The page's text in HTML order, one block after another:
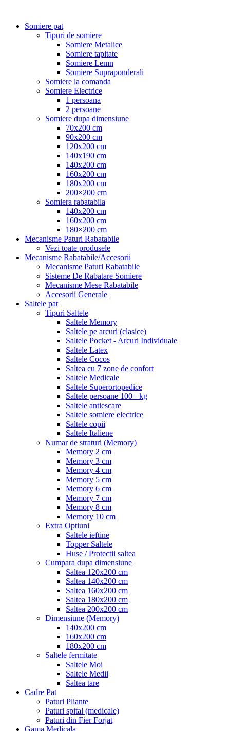
Somiere pat
Tipuri de somiere
Somiere Metalice
Somiere tapitate
Somiere Lemn
Somiere Supraponderali
Somiere la comanda
Somiere Electrice
1 persoana
2 persoane
Somiere dupa dimensiune
70x200 cm
90x200 cm
120x200 cm
140x190 cm
140x200 cm
160x200 cm
180x200 cm
200×200 cm
Somiera rabatabila
140x200 cm
160x200 cm
180×200 cm
Mecanisme Paturi Rabatabile
Vezi toate produsele
Mecanisme Rabatabile/Accesorii
Mecanisme Paturi Rabatabile
Sisteme De Rabatare Somiere
Mecanisme Mese Rabatabile
Accesorii Generale
Saltele pat
Tipuri Saltele
Saltele Memory
Saltele pe arcuri (clasice)
Saltele Pocket - Arcuri Individuale
Saltele Latex
Saltele Cocos
Saltea cu 7 zone de confort
Saltele Medicale
Saltele Superortopedice
Saltele persoane 100+ kg
Saltele antiescare
Saltele somiere electrice
Saltele copii
Saltele Italiene
Numar de straturi (Memory)
Memory 2 cm
Memory 3 cm
Memory 4 cm
Memory 5 cm
Memory 6 cm
Memory 7 cm
Memory 8 cm
Memory 10 cm
Extra Optiuni
Saltele ieftine
Topper Saltele
Huse / Protectii saltea
Cumpara dupa dimensiune
Saltea 120x200 cm
Saltea 140x200 cm
Saltea 160x200 cm
Saltea 180x200 cm
Saltea 200x200 cm
Dimensiune (Memory)
140x200 cm
160x200 cm
180x200 cm
Saltele fermitate
Saltele Moi
Saltele Medii
Saltea tare
Cadre Pat
Paturi Pliante
Paturi spital (medicale)
Paturi din Fier Forjat
Gama Medicala